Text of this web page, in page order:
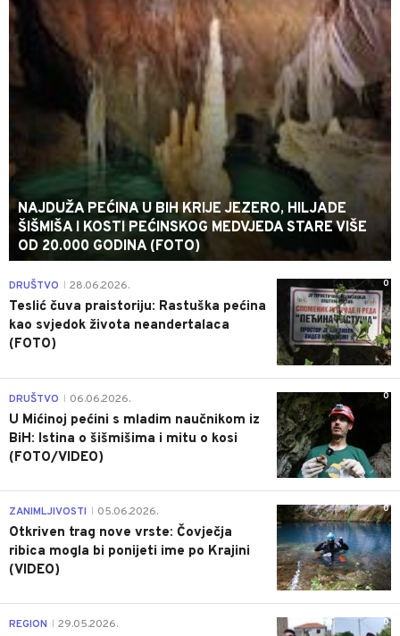
NAJDUŽA PEĆINA U BIH KRIJE JEZERO, HILJADE
ŠIŠMIŠA I KOSTI PEĆINSKOG MEDVJEDA STARE VIŠE
OD 20.000 GODINA (FOTO)
0
DRUŠTVO 28.06.2026.
Teslić čuva praistoriju: Rastuška pećina
kao svjedok života neandertalaca
(FOTO)
0
DRUŠTVO 06.06.2026.
U Mićinoj pećini s mladim naučnikom iz
BiH: Istina o šišmišima i mitu o kosi
(FOTO/VIDEO)
0
ZANIMLJIVOSTI 05.06.2026.
Otkriven trag nove vrste: Čovječja
ribica mogla bi ponijeti ime po Krajini
(VIDEO)
0
REGION 29.05.2026.